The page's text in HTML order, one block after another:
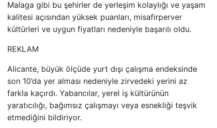
Malaga gibi bu şehirler de yerleşim kolaylığı ve yaşam
kalitesi açısından yüksek puanları, misafirperver
kültürleri ve uygun fiyatları nedeniyle başarılı oldu.
REKLAM
Alicante, büyük ölçüde yurt dışı çalışma endeksinde
son 10’da yer alması nedeniyle zirvedeki yerini az
farkla kaçırdı. Yabancılar, yerel iş kültürünün
yaratıcılığı, bağımsız çalışmayı veya esnekliği teşvik
etmediğini bildiriyor.